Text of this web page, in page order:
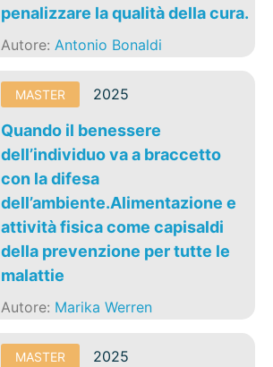
penalizzare la qualità della cura.
Autore:Antonio Bonaldi
MASTER 2025
Quando il benessere
dell’individuo va a braccetto
con la difesa
dell’ambiente.Alimentazione e
attività fisica come capisaldi
della prevenzione per tutte le
malattie
Autore: Marika Werren
MASTER 2025